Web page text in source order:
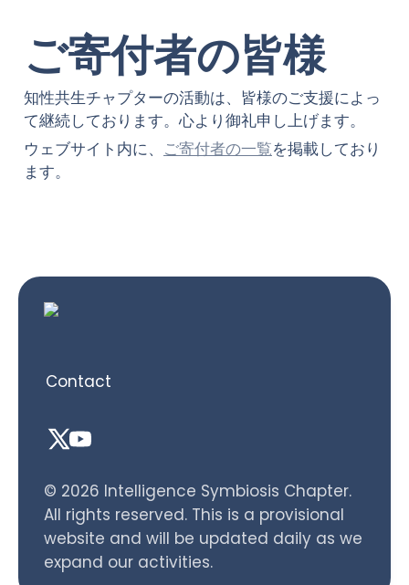
ご寄付者の皆様
知性共生チャプターの活動は、皆様のご支援によっ
て継続しております。心より御礼申し上げます。
ウェブサイト内に、 ご寄付者の一覧を掲載しており
ます。
Contact
© 2026 Intelligence Symbiosis Chapter.
All rights reserved. This is a provisional
website and will be updated daily as we
expand our activities.